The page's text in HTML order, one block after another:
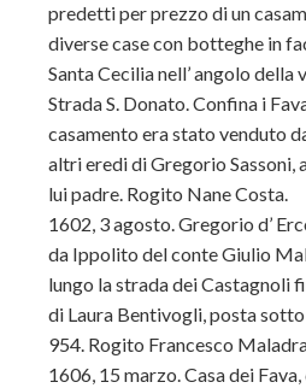
predetti per prezzo di un
diverse case con botteghe in
Santa Cecilia nell’ angolo della
Strada S. Donato. Confina i
casamento era stato venduto
altri eredi di Gregorio Sassoni,
lui padre. Rogito Nane Costa.
1602, 3 agosto. Gregorio d’
da Ippolito del conte Giulio
lungo la strada dei Castagnoli
di Laura Bentivogli, posta sotto
954. Rogito Francesco
1606, 15 marzo. Casa dei